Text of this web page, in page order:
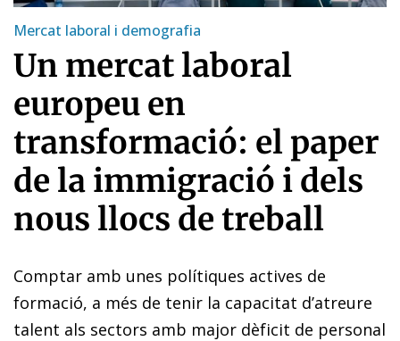
Mercat laboral i demografia
Un mercat laboral
europeu en
transformació: el paper
de la immigració i dels
nous llocs de treball
Comptar amb unes polítiques actives de
formació, a més de tenir la capacitat d’atreure
talent als sectors amb major dèficit de personal